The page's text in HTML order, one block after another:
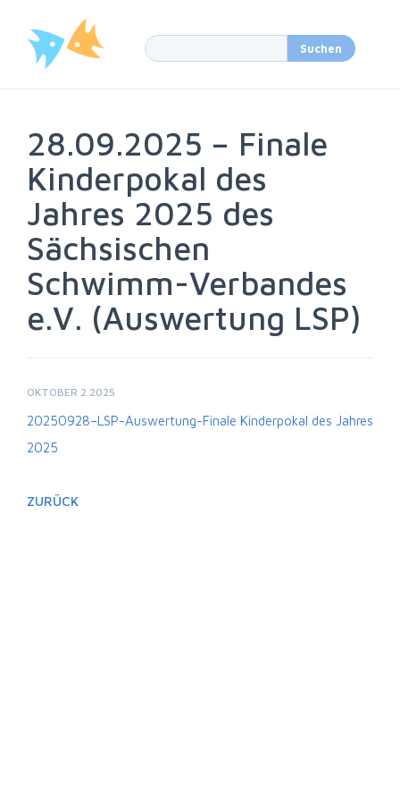
28.09.2025 – Finale
Kinderpokal des
Jahres 2025 des
Sächsischen
Schwimm-Verbandes
e.V. (Auswertung LSP)
OKTOBER 2 2025
20250928–LSP-Auswertung-Finale Kinderpokal des Jahres
2025
ZURÜCK